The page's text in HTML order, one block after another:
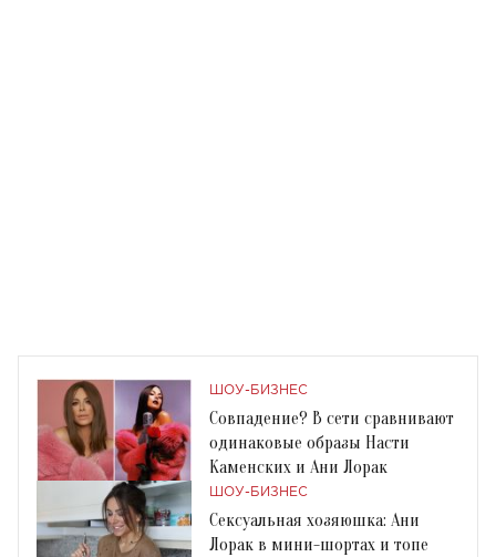
ШОУ-БИЗНЕС
Совпадение? В сети сравнивают
одинаковые образы Насти
Каменских и Ани Лорак
ШОУ-БИЗНЕС
Сексуальная хозяюшка: Ани
Лорак в мини-шортах и топе